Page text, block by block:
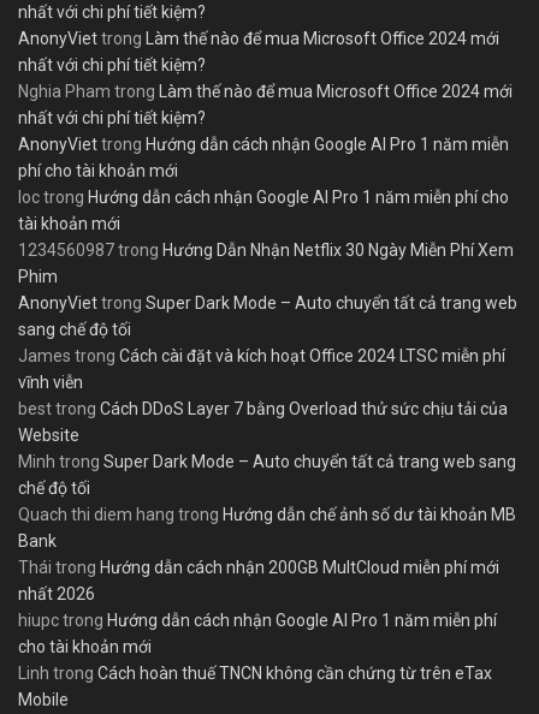
nhất với chi phí tiết kiệm?
AnonyViettrong
Làm thế nào để mua Microsoft Office 2024 mới
nhất với chi phí tiết kiệm?
Nghia Pham trong
Làm thế nào để mua Microsoft Office 2024 mới
nhất với chi phí tiết kiệm?
AnonyViettrong Hướng dẫn cách nhận Google AI Pro 1 năm miễn
phí cho tài khoản mới
loctrong Hướng dẫn cách nhận Google AI Pro 1 năm miễn phí cho
tài khoản mới
1234560987trong Hướng Dẫn Nhận Netflix 30 Ngày Miễn Phí Xem
Phim
AnonyViettrong Super Dark Mode – Auto chuyển tất cả trang web
sang chế độ tối
James trong Cách cài đặt và kích hoạt Office 2024 LTSC miễn phí
vĩnh viễn
besttrong Cách DDoS Layer 7 bằng Overload thử sức chịu tải của
Website
Minh trong Super Dark Mode – Auto chuyển tất cả trang web sang
chế độ tối
Quach thi diem hang trong Hướng dẫn chế ảnh số dư tài khoản MB
Bank
Thái trong Hướng dẫn cách nhận 200GB MultCloud miễn phí mới
nhất 2026
hiupctrong Hướng dẫn cách nhận Google AI Pro 1 năm miễn phí
cho tài khoản mới
Linh trong Cách hoàn thuế TNCN không cần chứng từ trên eTax
Mobile